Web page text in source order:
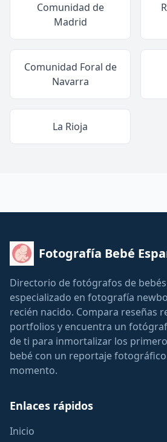
Comunidad de
Madrid
Comunidad Foral de
Navarra
La Rioja
Fotografía Bebé
Directorio de fotógrafos de bebés
especializado en fotografía
recién nacido. Compara reseñas
portfolios y encuentra un
de ti para inmortalizar los
bebé con un reportaje
momento.
Enlaces rápidos
Inicio